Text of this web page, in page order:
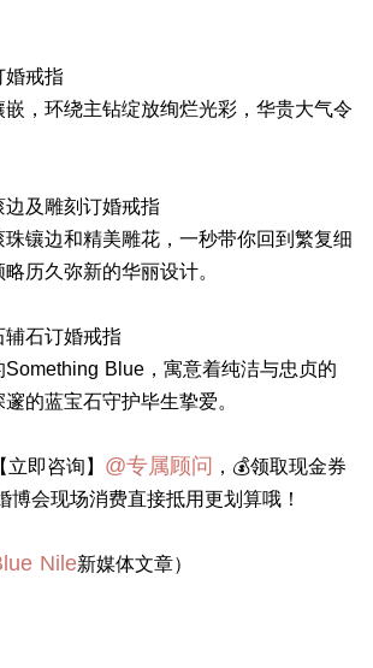
戒指
，环绕主钻绽放绚烂光彩，华贵大气令
及雕刻订婚戒指
镶边和精美雕花，一秒带你回到繁复细
历久弥新的华丽设计。
石订婚戒指
Blue，寓意着纯洁与忠贞的
的蓝宝石守护毕生挚爱。
即咨询】 @专属顾问 ，💰领取现金券
博会现场消费直接抵用更划算哦！
Nile新媒体文章）